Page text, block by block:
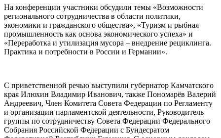
На конференции участники обсудили темы «Возможности
регионального сотрудничества в области политики,
экономики и гражданского общества», «Туризм и рыбная
промышленность как основа экономического успеха» и
«Переработка и утилизация мусора – внедрение рециклинга.
Практика и потребности в России и Германии».
С приветственной речью выступили губернатор Камчатского
края Илюхин Владимир Иванович, также Пономарёв Валерий
Андреевич, Член Комитета Совета Федерации по Регламенту
и организации парламентской деятельности, Руководитель
группы по сотрудничеству Совета Федерации Федерального
Собрания Российской Федерации с Бундесратом